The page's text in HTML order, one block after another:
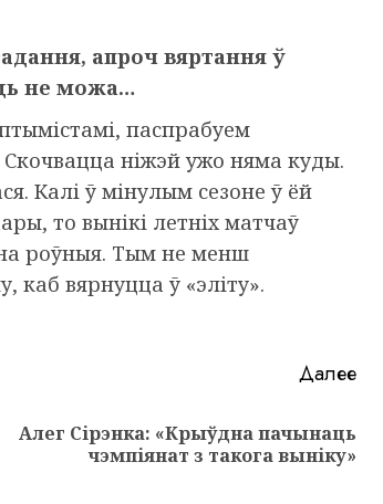
апроч вяртання ў
не можа…
паспрабуем
Скочвацца ніжэй ужо няма куды.
Калі ў мінулым сезоне ў ёй
то вынікі летніх матчаў
роўныя. Тым не менш
вярнуцца ў «эліту».
Далее
Алег Сірэнка: «Крыўдна пачынаць
чэмпіянат з такога выніку»